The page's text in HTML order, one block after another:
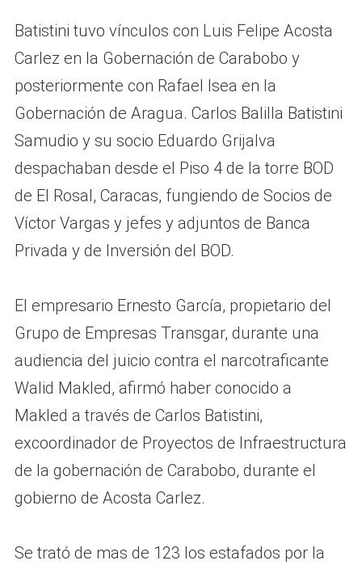
Batistini tuvo vínculos con Luis Felipe Acosta
Carlez en la Gobernación de Carabobo y
posteriormente con Rafael Isea en la
Gobernación de Aragua. Carlos Balilla Batistini
Samudio y su socio Eduardo Grijalva
despachaban desde el Piso 4 de la torre BOD
de El Rosal, Caracas, fungiendo de Socios de
Víctor Vargas y jefes y adjuntos de Banca
Privada y de Inversión del BOD.
El empresario Ernesto García, propietario del
Grupo de Empresas Transgar, durante una
audiencia del juicio contra el narcotraficante
Walid Makled, afirmó haber conocido a
Makled a través de Carlos Batistini,
excoordinador de Proyectos de Infraestructura
de la gobernación de Carabobo, durante el
gobierno de Acosta Carlez.
Se trató de mas de 123 los estafados por la